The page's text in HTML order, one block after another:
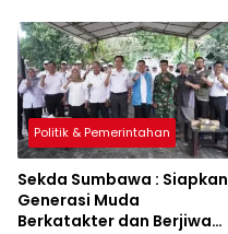
Politik & Pemerintahan
Sekda Sumbawa : Siapkan
Generasi Muda
Berkatakter dan Berjiwa